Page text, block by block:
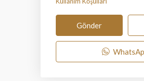
Gönder